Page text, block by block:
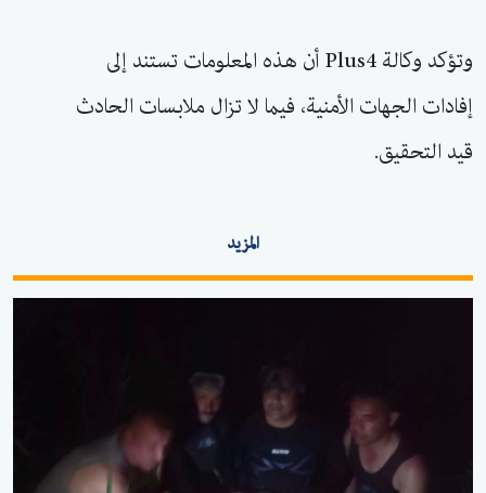
وتؤكد وكالة Plus4 أن هذه المعلومات تستند إلى
إفادات الجهات الأمنية، فيما لا تزال ملابسات الحادث
قيد التحقيق.
المزيد